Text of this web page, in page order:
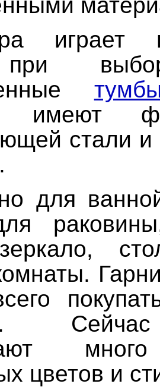
играет
имеют
стали и
для
цветов и